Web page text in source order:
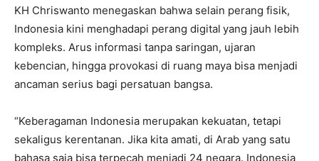
KH Chriswanto menegaskan bahwa selain perang fisik,
Indonesia kini menghadapi perang digital yang jauh lebih
kompleks. Arus informasi tanpa saringan, ujaran
kebencian, hingga provokasi di ruang maya bisa menjadi
ancaman serius bagi persatuan bangsa.
“Keberagaman Indonesia merupakan kekuatan, tetapi
sekaligus kerentanan. Jika kita amati, di Arab yang satu
bahasa saja bisa terpecah menjadi 24 negara. Indonesia